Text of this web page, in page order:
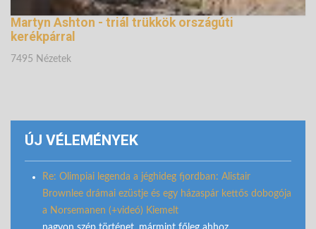
Martyn Ashton - triál trükkök országúti
kerékpárral
7495 Nézetek
ÚJ VÉLEMÉNYEK
Re: Olimpiai legenda a jéghideg fjordban: Alistair
Brownlee drámai ezüstje és egy házaspár kettős dobogója
a Norsemanen (+videó) Kiemelt